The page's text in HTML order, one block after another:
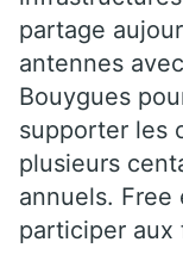
partage
antennes
Bouygues
supporter les
plusieurs
annuels. Free
participer aux